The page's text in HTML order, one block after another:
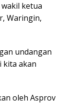
ketua
Waringin,
undangan
kita akan
oleh Asprov